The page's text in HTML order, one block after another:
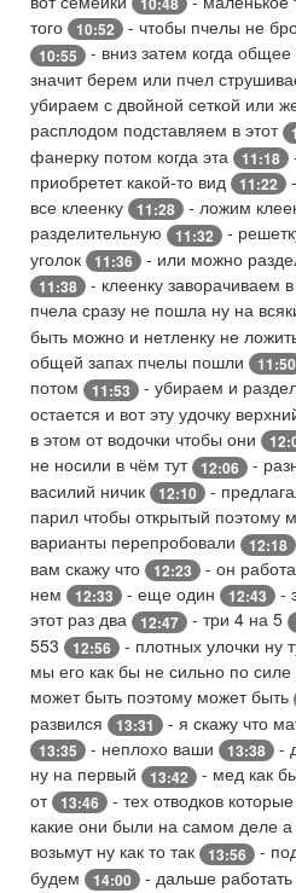
того
10:52 - чтобы пчелы не
10:55 - вниз затем когда
значит берем или пчел
убираем с двойной сеткой или
расплодом подставляем в этот
фанерку потом когда эта
11:18
приобретет какой-то вид
11:22
все клеенку
11:28
- ложим
разделительную
11:32
-
уголок
11:36 - или можно
11:38 - клеенку заворачиваем
пчела сразу не пошла ну на
быть можно и нетленку не
общей запах пчелы пошли
11:50
потом
11:53 - убираем и
остается и вот эту удочку
в этом от водочки чтобы они
не носили в чём тут 12:06
-
василий ничик
12:10 -
парил чтобы открытый поэтому
варианты перепробовали
12:18
вам скажу что
12:23
- он
нем
12:33 - еще один 12:43
-
этот раз два
12:47 - три 4 на 5
553
12:56 - плотных улочки ну
мы его как бы не сильно по силе
может быть поэтому может быть
развился
13:31 - я скажу что
13:35 - неплохо ваши 13:38
-
ну на первый
13:42
- мед как
от 13:46 - тех отводков
какие они были на самом деле а
возьмут ну как то так
13:56
-
будем
14:00 - дальше работать